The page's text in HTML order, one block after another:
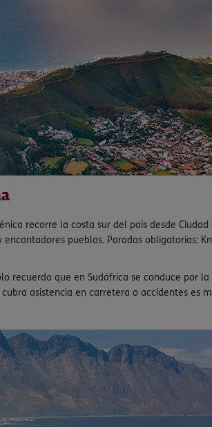
recorre la costa sur del país desde
pueblos. Paradas obligatorias:
recuerda que en Sudáfrica se conduce por
asistencia en carretera o accidentes es